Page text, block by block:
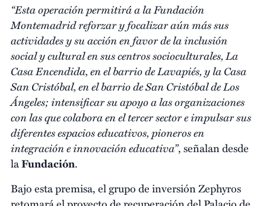
“Esta operación permitirá a la Fundación
Montemadrid reforzar y focalizar aún más sus
actividades y su acción en favor de la inclusión
social y cultural en sus centros socioculturales, La
Casa Encendida, en el barrio de Lavapiés, y la Casa
San Cristóbal, en el barrio de San Cristóbal de Los
Ángeles; intensificar su apoyo a las organizaciones
con las que colabora en el tercer sector e impulsar sus
diferentes espacios educativos, pioneros en
integración e innovación educativa”, señalan desde
laFundación.
Bajo esta premisa, el grupo de inversión Zephyros